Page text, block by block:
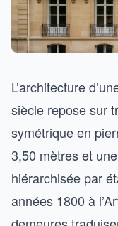
L’architecture
siècle repose sur
symétrique en
3,50 mètres et
hiérarchisée par
années 1800 à